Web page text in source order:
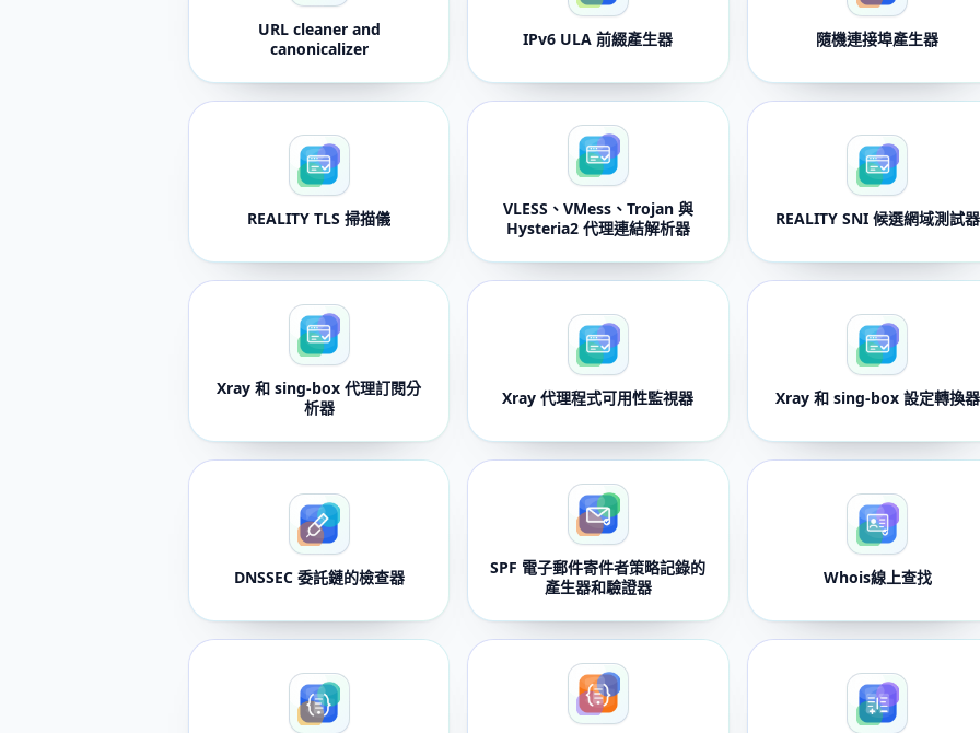
URL cleaner and
canonicalizer
IPv6 ULA 前綴產生器 隨機連接埠產生器
REALITY TLS 掃描儀
VLESS、VMess、Trojan 與
Hysteria2 代理連結解析器
REALITY SNI 候選網域測試器
Xray 和 sing-box 代理訂閱分
析器
Xray 代理程式可用性監視器 Xray 和 sing-box 設定轉換器
DNSSEC 委託鏈的檢查器
SPF 電子郵件寄件者策略記錄的
產生器和驗證器
Whois線上查找